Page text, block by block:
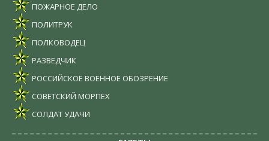
ПОЖАРНОЕ ДЕЛО
ПОЛИТРУК
ПОЛКОВОДЕЦ
РАЗВЕДЧИК
РОССИЙСКОЕ ВОЕННОЕ ОБОЗРЕНИЕ
СОВЕТСКИЙ МОРПЕХ
СОЛДАТ УДАЧИ